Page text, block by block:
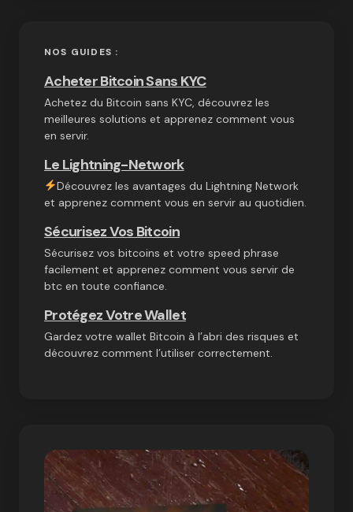
NOS GUIDES :
Acheter Bitcoin Sans KYC
Achetez du Bitcoin sans KYC, découvrez les
meilleures solutions et apprenez comment vous
en servir.
Le Lightning-Network
Découvrez les avantages du Lightning Network
et apprenez comment vous en servir au quotidien.
Sécurisez Vos Bitcoin
Sécurisez vos bitcoins et votre speed phrase
facilement et apprenez comment vous servir de
btc en toute confiance.
Protégez Votre Wallet
Gardez votre wallet Bitcoin à l’abri des risques et
découvrez comment l’utiliser correctement.